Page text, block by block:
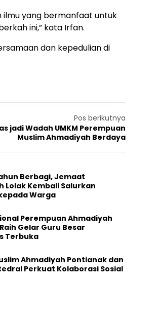
ilmu yang bermanfaat untuk
ini,” kata Irfan.
dan kepedulian di
Pos berikutnya
jadi Wadah UMKM Perempuan
Muslim Ahmadiyah Berdaya
Berbagi, Jemaat
Lolak Kembali Salurkan
Warga
Perempuan Ahmadiyah
Gelar Guru Besar
Terbuka
Ahmadiyah Pontianak dan
Perkuat Kolaborasi Sosial